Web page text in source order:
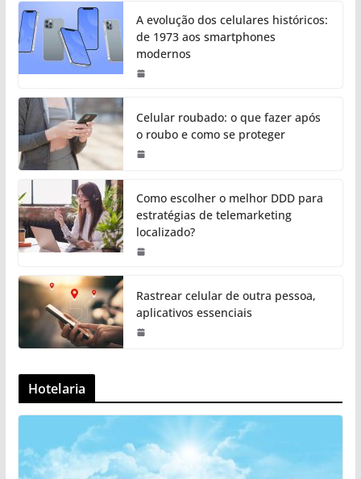
A evolução dos celulares históricos:
de 1973 aos smartphones
modernos
Celular roubado: o que fazer após
o roubo e como se proteger
Como escolher o melhor DDD para
estratégias de telemarketing
localizado?
Rastrear celular de outra pessoa,
aplicativos essenciais
Hotelaria